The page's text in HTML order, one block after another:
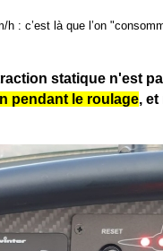
: c’est là que l’on
statique n'est
pendant le roulage, et